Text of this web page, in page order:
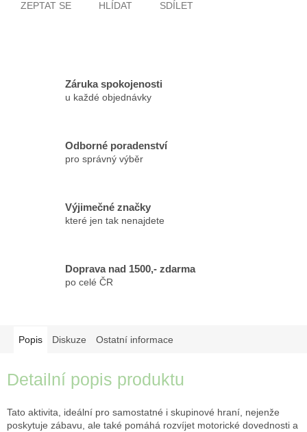
ZEPTAT SE HLÍDAT SDÍLET
Záruka spokojenosti
u každé objednávky
Odborné poradenství
pro správný výběr
Výjimečné značky
které jen tak nenajdete
Doprava nad 1500,- zdarma
po celé ČR
Popis Diskuze Ostatní informace
Detailní popis produktu
Tato aktivita, ideální pro samostatné i skupinové hraní, nejenže
poskytuje zábavu, ale také pomáhá rozvíjet motorické dovednosti a